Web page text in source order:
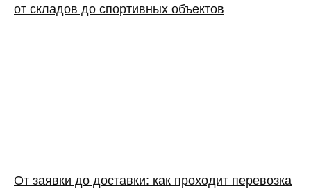
от складов до спортивных объектов
От заявки до доставки: как проходит перевозка